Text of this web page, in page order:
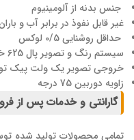
جنس بدنه از آلومینیوم
غیر قابل نفوذ در برابر آب و
حداقل روشنایی 0/5 لوکس
سیستم رنگ و تصویر پال 625 خط
خروجی تصویر یک ولت پیک
زاویه دوربین 75 درجه
گارانتی و خدمات پس از